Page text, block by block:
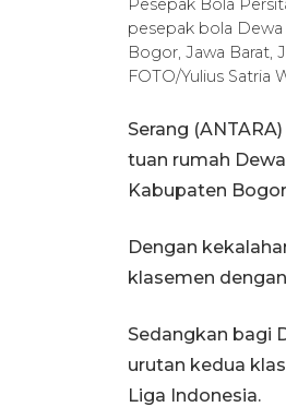
Pesepak Bola
pesepak bola Dewa
Bogor, Jawa Barat,
FOTO/Yulius Satria
Serang
tuan rumah
Kabupaten
Dengan
klasemen
Sedangkan bagi
urutan kedua
Liga Indonesia.